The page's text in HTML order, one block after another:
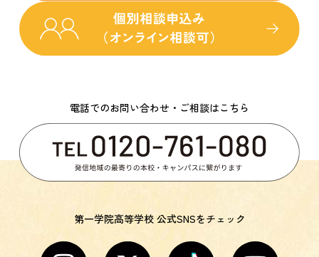
電話でのお問い合わせ・ご相談はこちら
第一学院高等学校 公式SNSをチェック